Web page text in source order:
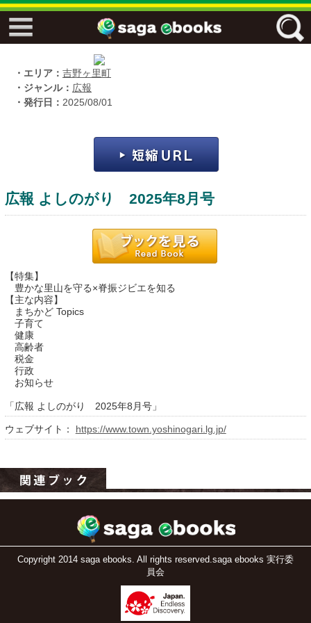
キーワード
・エリア： 吉野ヶ里町
・ジャンル： 広報
・発行日： 2025/08/01
広報 よしのがり 2025年8月号
【特集】
豊かな里山を守る×脊振ジビエを知る
【主な内容】
まちかど Topics
子育て
健康
高齢者
税金
行政
お知らせ
「広報 よしのがり 2025年8月号」
ウェブサイト： https://www.town.yoshinogari.lg.jp/
Copyright 2014 saga ebooks. All rights reserved.saga ebooks 実行委
員会
↓↓ ebooks専用本棚 ↓↓
saga ebooksとは
よくある質問